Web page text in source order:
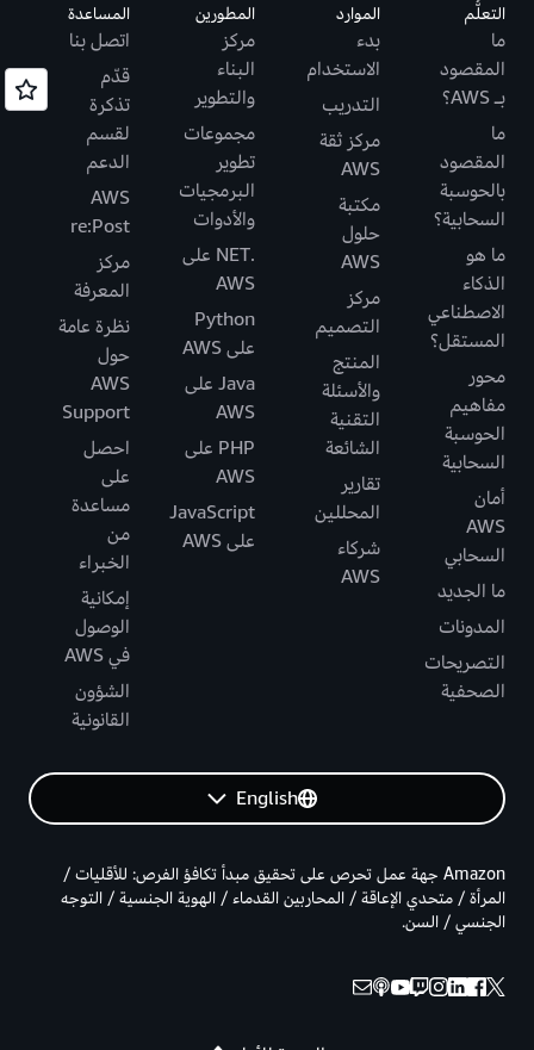
التعلُّم
ما
المقصود
بـ AWS؟
ما
المقصود
بالحوسبة
السحابية؟
ما هو
الذكاء
الاصطناعي
المستقل؟
محور
مفاهيم
الحوسبة
السحابية
أمان
AWS
السحابي
ما الجديد
المدونات
التصريحات
الصحفية
الموارد
بدء
الاستخدام
التدريب
مركز ثقة
AWS
مكتبة
حلول
AWS
مركز
التصميم
المنتج
والأسئلة
التقنية
الشائعة
تقارير
المحللين
شركاء
AWS
المطورين
مركز
البناء
والتطوير
مجموعات
تطوير
البرمجيات
والأدوات
.NET على
AWS
Python
على AWS
Java على
AWS
PHP على
AWS
JavaScript
على AWS
المساعدة
اتصل بنا
قدّم
تذكرة
لقسم
الدعم
AWS
re:Post
مركز
المعرفة
نظرة عامة
حول
AWS
Support
احصل
على
مساعدة
من
الخبراء
إمكانية
الوصول
في AWS
الشؤون
القانونية
English
Amazon جهة عمل تحرص على تحقيق مبدأ تكافؤ الفرص: للأقليات /
المرأة / متحدي الإعاقة / المحاربين القدماء / الهوية الجنسية / التوجه
الجنسي / السن.